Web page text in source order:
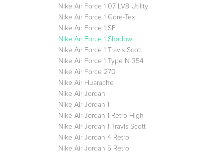
Nike Air Force 1 07 LV8 Utility
Nike Air Force 1 Gore-Tex
Nike Air Force 1 SF
Nike Air Force 1 Shadow
Nike Air Force 1 Travis Scott
Nike Air Force 1 Type N 354
Nike Air Force 270
Nike Air Huarache
Nike Air Jordan
Nike Air Jordan 1
Nike Air Jordan 1 Retro High
Nike Air Jordan 1 Travis Scott
Nike Air Jordan 4 Retro
Nike Air Jordan 5 Retro